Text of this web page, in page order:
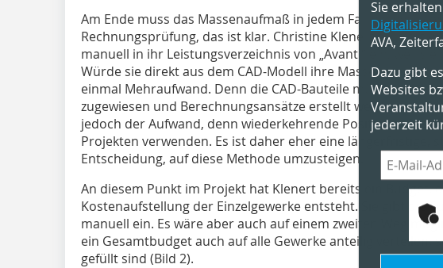
Am Ende muss das Massenaufmaß in jedem Fall
Rechnungsprüfung, das ist klar. Christine Klenert arbeitet
manuell in ihr Leistungsverzeichnis von „Avanti“ ein, weil sie
Würde sie direkt aus dem CAD-Modell ihre Massen ziehen,
einmal Mehraufwand. Denn die CAD-Bauteile müssen
zugewiesen und Berechnungsansätze erstellt werden. Auf
jedoch der Aufwand, denn wiederkehrende Positionen
Projekten verwenden. Es ist daher eher eine längerfristige,
Entscheidung, auf diese Methode umzusteigen.
An diesem Punkt im Projekt hat Klenert bereits ein Budget,
Kostenaufstellung der Einzelgewerke entsteht. Sie gibt die
manuell ein. Es wäre aber auch auf einem zweiten Weg
ein Gesamtbudget auch auf alle Gewerke anteilig verteilen,
gefüllt sind (Bild 2).
AVA,
Websites
jederzeit